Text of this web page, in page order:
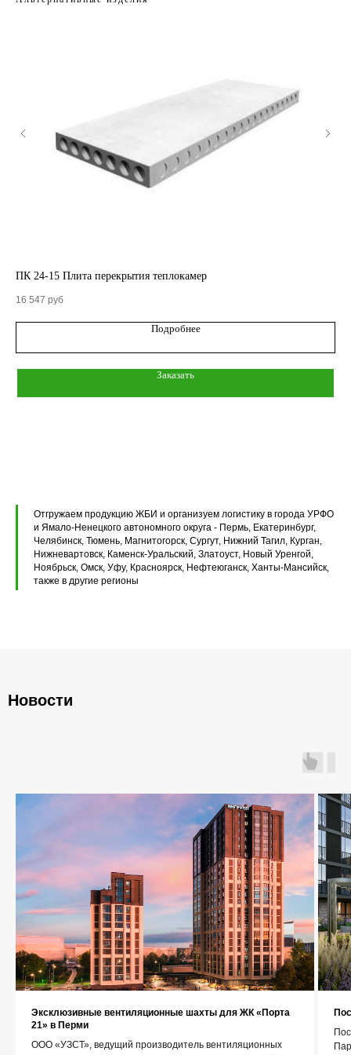
ПК 24-15 Плита перекрытия теплокамер
16 547 руб
Подробнее
Заказать
Отгружаем продукцию ЖБИ и организуем логистику в города УРФО
и Ямало-Ненецкого автономного округа - Пермь, Екатеринбург,
Челябинск, Тюмень, Магнитогорск, Сургут, Нижний Тагил, Курган,
Нижневартовск, Каменск-Уральский, Златоуст, Новый Уренгой,
Ноябрьск, Омск, Уфу, Красноярск, Нефтеюганск, Ханты-Мансийск,
также в другие регионы
Новости
Эксклюзивные вентиляционные шахты для ЖК «Порта
21» в Перми
ООО «УЗСТ», ведущий производитель вентиляционных
+7 (343) 227-22-20
info@1uzst.ru
Главная
Контакты
Каталог
Плиты перекрытия ПБ
Плиты перекрытия ПТ